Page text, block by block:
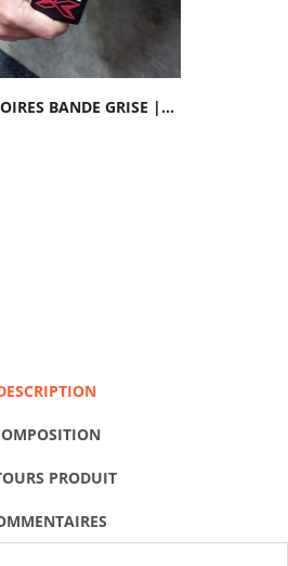
BANDE GRISE |...
PRODUIT